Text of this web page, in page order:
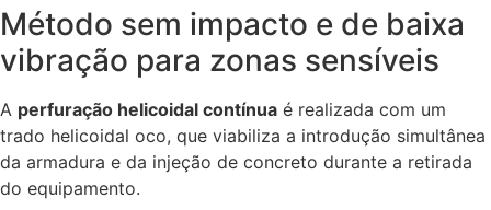
Método sem impacto e de baixa
vibração para zonas sensíveis
A perfuração helicoidal contínua é realizada com um
trado helicoidal oco, que viabiliza a introdução simultânea
da armadura e da injeção de concreto durante a retirada
do equipamento.